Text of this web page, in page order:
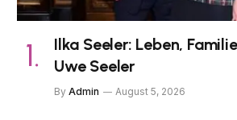
Ilka Seeler: Leben,
Uwe Seeler
By Admin August 5, 2026